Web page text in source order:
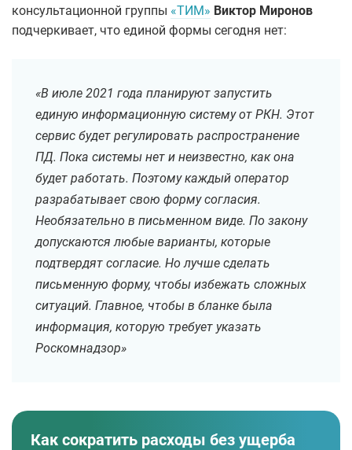
консультационной группы «ТИМ» Виктор Миронов
подчеркивает, что единой формы сегодня нет:
«В июле 2021 года планируют запустить
единую информационную систему от РКН. Этот
сервис будет регулировать распространение
ПД. Пока системы нет и неизвестно, как она
будет работать. Поэтому каждый оператор
разрабатывает свою форму согласия.
Необязательно в письменном виде. По закону
допускаются любые варианты, которые
подтвердят согласие. Но лучше сделать
письменную форму, чтобы избежать сложных
ситуаций. Главное, чтобы в бланке была
информация, которую требует указать
Роскомнадзор»
Как сократить расходы без ущерба